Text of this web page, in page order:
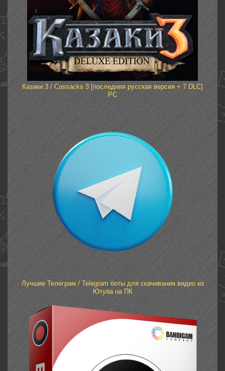
Казаки 3 / Cossacks 3 [последняя русская версия + 7 DLC]
PC
Лучшие Телеграм / Telegram боты для скачивания видео из
Ютуба на ПК